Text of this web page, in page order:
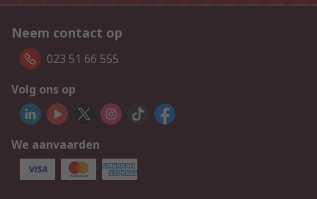
Neem contact op
023 51 66 555
Volg ons op
We aanvaarden